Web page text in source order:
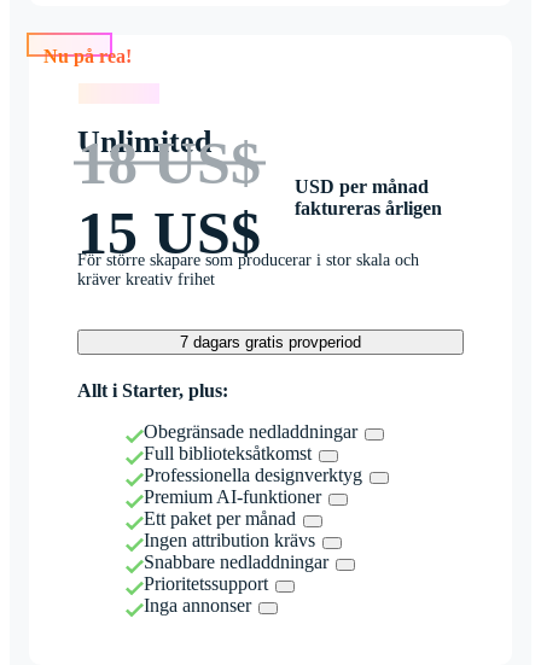
Nu på rea!
Unlimited
18 US$
15 US$
USD per månad
faktureras årligen
För större skapare som producerar i stor skala och
kräver kreativ frihet
7 dagars gratis provperiod
Allt i Starter, plus:
Obegränsade nedladdningar
Full biblioteksåtkomst
Professionella designverktyg
Premium AI-funktioner
Ett paket per månad
Ingen attribution krävs
Snabbare nedladdningar
Prioritetssupport
Inga annonser